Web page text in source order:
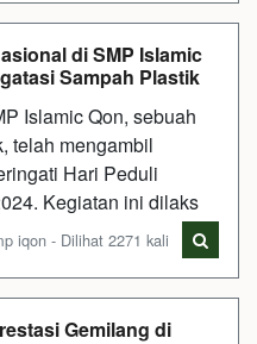
di SMP Islamic
Sampah Plastik
Islamic Qon, sebuah
telah mengambil
Hari Peduli
Kegiatan ini dilaks
iqon - Dilihat 2271 kali
Gemilang di